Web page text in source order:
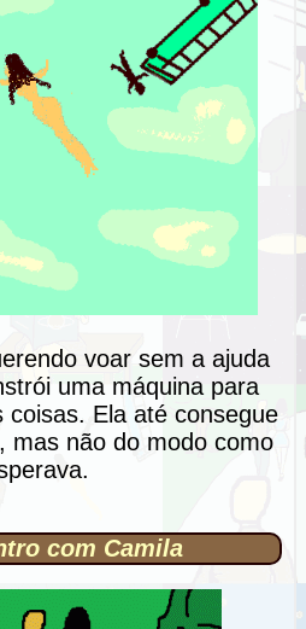
voar sem a ajuda
uma máquina para
coisas. Ela até consegue
mas não do modo como
com Camila